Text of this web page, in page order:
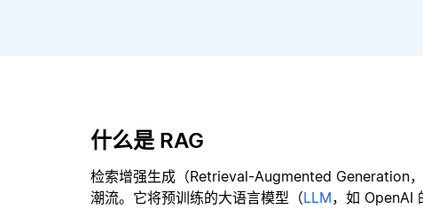
什么是 RAG
检索增强生成（Retrieval-Augmented Generation
潮流。它将预训练的大语言模型（LLM，如 OpenAI